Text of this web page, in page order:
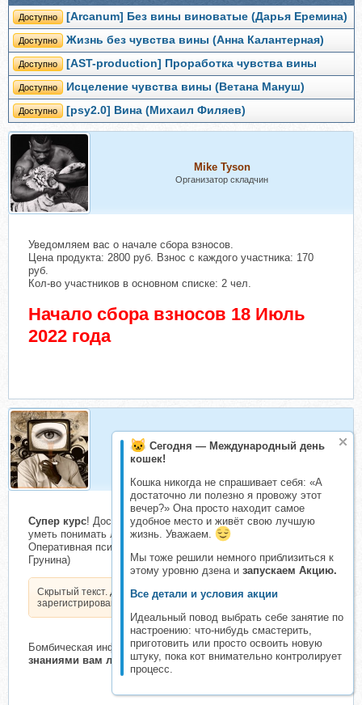
Сегодня — Международный день
кошек!
Кошка никогда не спрашивает себя: «А
достаточно ли полезно я провожу этот
вечер?» Она просто находит самое
удобное место и живёт свою лучшую
жизнь. Уважаем.
Мы тоже решили немного приблизиться к
этому уровню дзена и запускаем Акцию.
Все детали и условия акции
Идеальный повод выбрать себе занятие по
настроению: что-нибудь смастерить,
приготовить или просто освоить новую
штуку, пока кот внимательно контролирует
процесс.
Доступно [Arcanum] Без вины виноватые (Дарья Еремина)
Доступно Жизнь без чувства вины (Анна Калантерная)
Доступно [AST-production] Проработка чувства вины
Доступно Исцеление чувства вины (Ветана Мануш)
Доступно [psy2.0] Вина (Михаил Филяев)
Mike Tyson
Организатор складчин
Уведомляем вас о начале сбора взносов.
Цена продукта: 2800 руб. Взнос с каждого участника: 170
руб.
Кол-во участников в основном списке: 2 чел.
Начало сбора взносов 18 Июль
2022 года
мира5
Супер курс! Достойный внимания психологов и желающих
уметь понимать людей как свои пять пальцев. [НИИ ППЧ]
Оперативная психология. Тариф «Стандарт» (Светлана
Грунина)
Скрытый текст. Доступен только
зарегистрированным пользователям.
Бомбическая информация!Присоединяйтесь!С этими
знаниями вам любые цели будут по плечу!